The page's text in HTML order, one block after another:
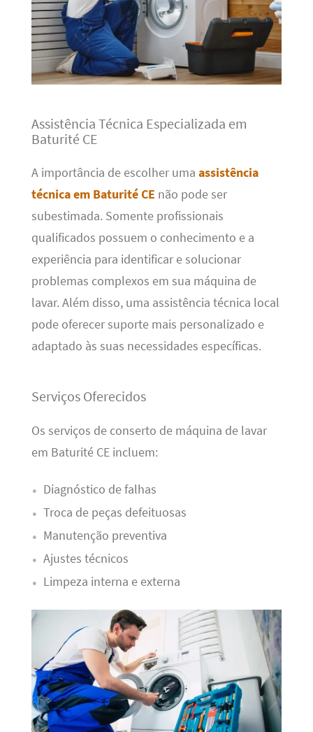
Assistência Técnica Especializada em
Baturité CE
A importância de escolher uma assistência
técnica em Baturité CE não pode ser
subestimada. Somente profissionais
qualificados possuem o conhecimento e a
experiência para identificar e solucionar
problemas complexos em sua máquina de
lavar. Além disso, uma assistência técnica local
pode oferecer suporte mais personalizado e
adaptado às suas necessidades específicas.
Serviços Oferecidos
Os serviços de conserto de máquina de lavar
em Baturité CE incluem:
Diagnóstico de falhas
Troca de peças defeituosas
Manutenção preventiva
Ajustes técnicos
Limpeza interna e externa